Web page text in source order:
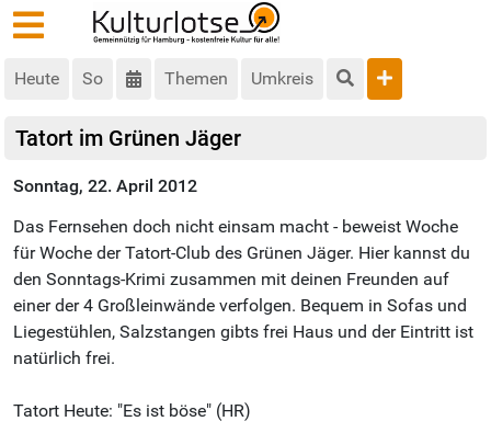
Heute So Themen Umkreis
Tatort im Grünen Jäger
Sonntag, 22. April 2012
Das Fernsehen doch nicht einsam macht - beweist Woche
für Woche der Tatort-Club des Grünen Jäger. Hier kannst du
den Sonntags-Krimi zusammen mit deinen Freunden auf
einer der 4 Großleinwände verfolgen. Bequem in Sofas und
Liegestühlen, Salzstangen gibts frei Haus und der Eintritt ist
natürlich frei.
Tatort Heute: "Es ist böse" (HR)